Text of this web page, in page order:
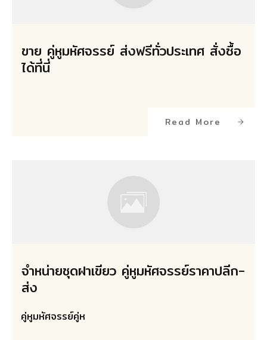
ขาย คู่หูมหัศจรรย์ ส่งฟรีทั่วประเทศ สั่งซื้อ
ได้ที่นี่
Read More
จำหน่ายชุดฝาเขียว คู่หูมหัศจรรย์ราคาปลีก-
ส่ง
คู่หูมหัศจรรย์คู่ห